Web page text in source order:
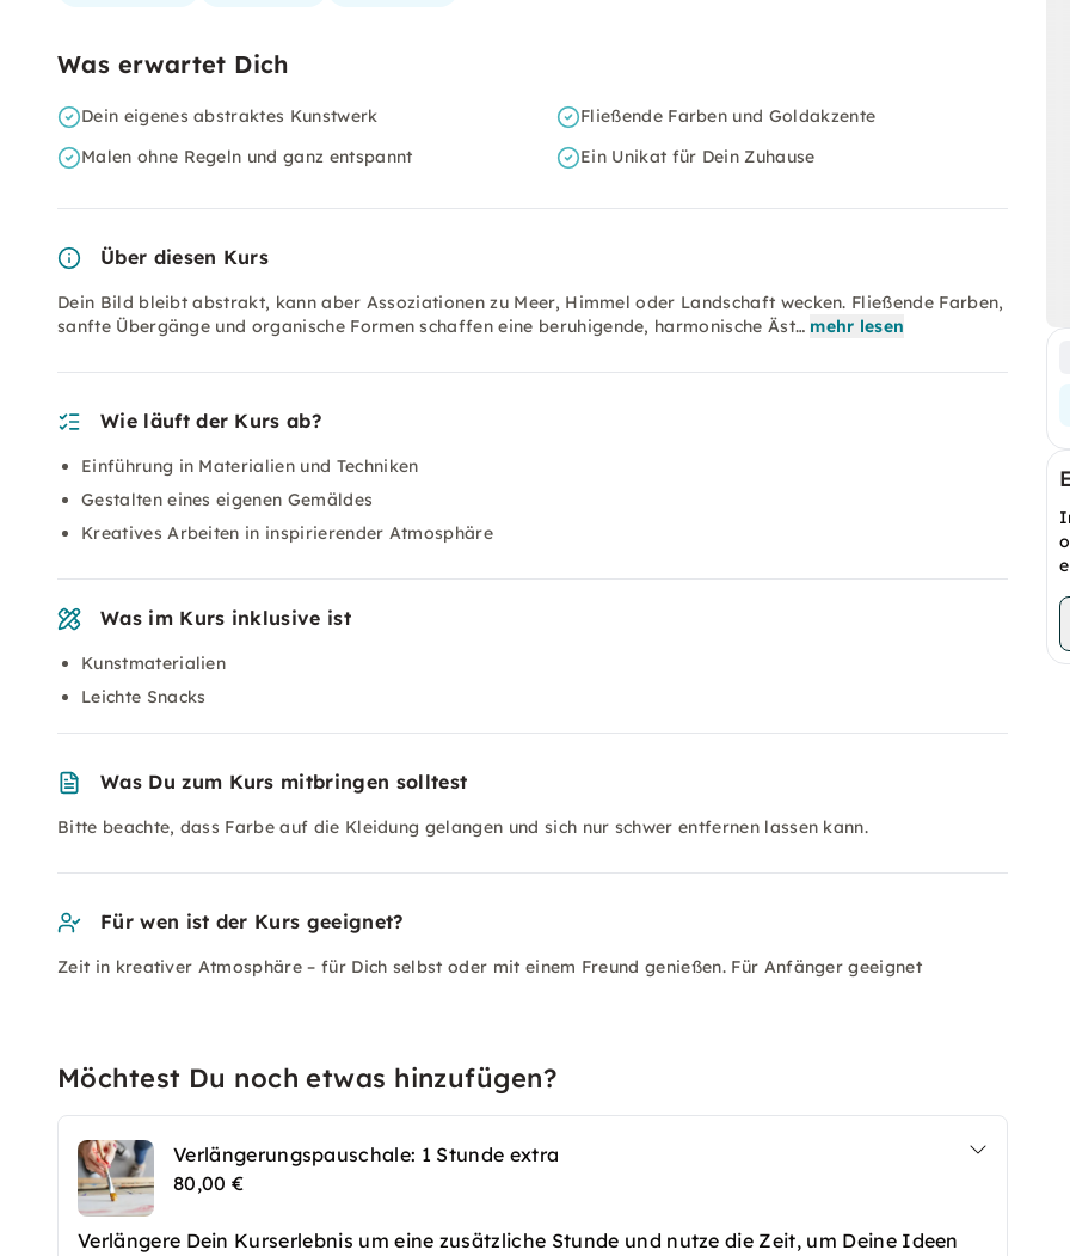
Was erwartet Dich
Dein eigenes abstraktes Kunstwerk
Fließende Farben und Goldakzente
Malen ohne Regeln und ganz entspannt
Ein Unikat für Dein Zuhause
Über diesen Kurs
Dein Bild bleibt abstrakt, kann aber Assoziationen zu Meer, Himmel oder Landschaft wecken. Fließende Farben,
sanfte Übergänge und organische Formen schaffen eine beruhigende, harmonische Äst… mehr lesen
Wie läuft der Kurs ab?
Einführung in Materialien und Techniken
Gestalten eines eigenen Gemäldes
Kreatives Arbeiten in inspirierender Atmosphäre
Was im Kurs inklusive ist
Kunstmaterialien
Leichte Snacks
Was Du zum Kurs mitbringen solltest
Bitte beachte, dass Farbe auf die Kleidung gelangen und sich nur schwer entfernen lassen kann.
Für wen ist der Kurs geeignet?
Zeit in kreativer Atmosphäre – für Dich selbst oder mit einem Freund genießen. Für Anfänger geeignet
Möchtest Du noch etwas hinzufügen?
Verlängerungspauschale: 1 Stunde extra
80,00 €
Verlängere Dein Kurserlebnis um eine zusätzliche Stunde und nutze die Zeit, um Deine Ideen